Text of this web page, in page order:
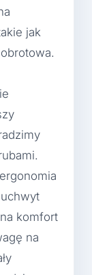
jak
komfort
na